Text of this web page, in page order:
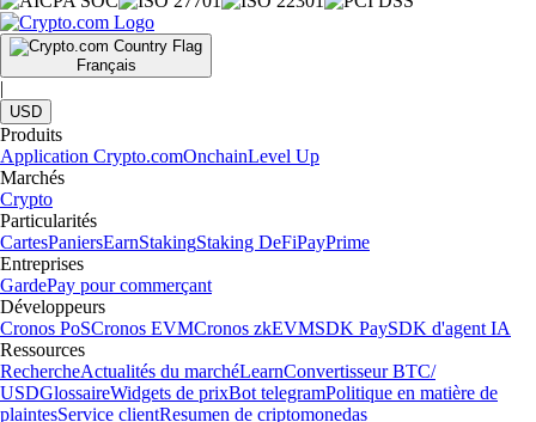
Français
|
USD
Produits
Application Crypto.comOnchainLevel Up
Marchés
Crypto
Particularités
CartesPaniersEarnStakingStaking DeFiPayPrime
Entreprises
GardePay pour commerçant
Développeurs
Cronos PoSCronos EVMCronos zkEVMSDK PaySDK d'agent IA
Ressources
RechercheActualités du marchéLearnConvertisseur BTC/
USDGlossaireWidgets de prixBot telegramPolitique en matière de
plaintesService clientResumen de criptomonedas